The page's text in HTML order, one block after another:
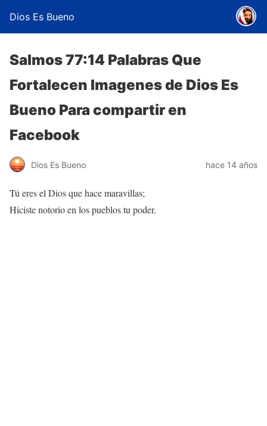
Dios Es Bueno
Salmos 77:14 Palabras Que
Fortalecen Imagenes de Dios Es
Bueno Para compartir en
Facebook
Dios Es Bueno hace 14 años
Tú eres el Dios que hace maravillas;
Hiciste notorio en los pueblos tu poder.